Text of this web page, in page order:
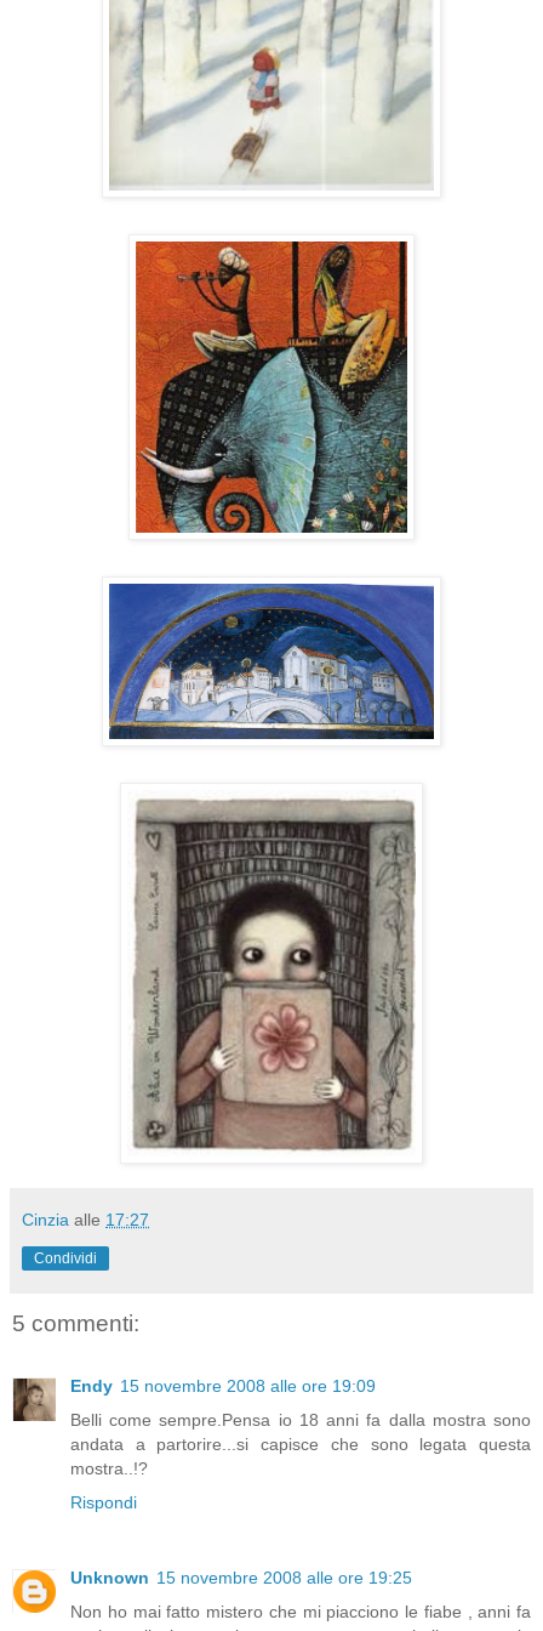
Cinzia alle 17:27
Condividi
5 commenti:
Endy 15 novembre 2008 alle ore 19:09
Belli come sempre.Pensa io 18 anni fa dalla mostra sono
andata a partorire...si capisce che sono legata questa
mostra..!?
Rispondi
Unknown 15 novembre 2008 alle ore 19:25
Non ho mai fatto mistero che mi piacciono le fiabe , anni fa